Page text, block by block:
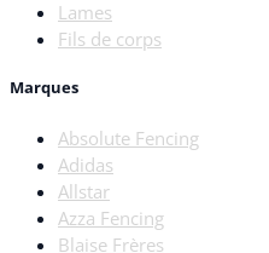
Lames
Fils de corps
Marques
Absolute Fencing
Adidas
Allstar
Azza Fencing
Blaise Frères